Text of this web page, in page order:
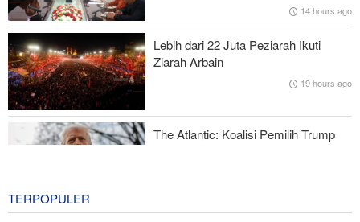
Skandal Persenjataan: Dokumen Bocor Ungkap Penjualan Drone
dan Rudal Israel ke UEA Miliaran Dolar
Legislator Iran: AS Akan Segera Diusir dari Kawasan dan Semua
Pangkalan Terorisnya!
14 hours ago
Lebih dari 22 Juta Peziarah Ikuti
Ziarah Arbain
19 hours ago
The Atlantic: Koalisi Pemilih Trump
TERPOPULER